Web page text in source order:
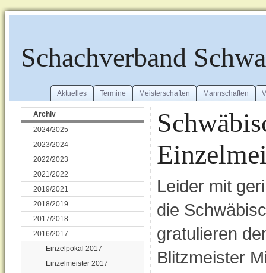
Schachverband
Aktuelles Termine Meisterschaften Mannschaften
Archiv
2024/2025
2023/2024
2022/2023
2021/2022
2019/2021
2018/2019
2017/2018
2016/2017
Einzelpokal 2017
Einzelmeister 2017
Leider mit
die
gratulieren
Blitzmeister